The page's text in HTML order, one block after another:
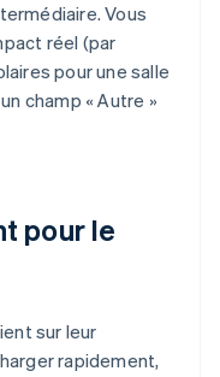
Vous
réel (par
pour une salle
champ « Autre »
pour le
sur leur
rapidement,